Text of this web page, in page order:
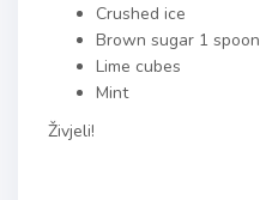
Crushed ice
Brown sugar 1 spoon
Lime cubes
Mint
Živjeli!